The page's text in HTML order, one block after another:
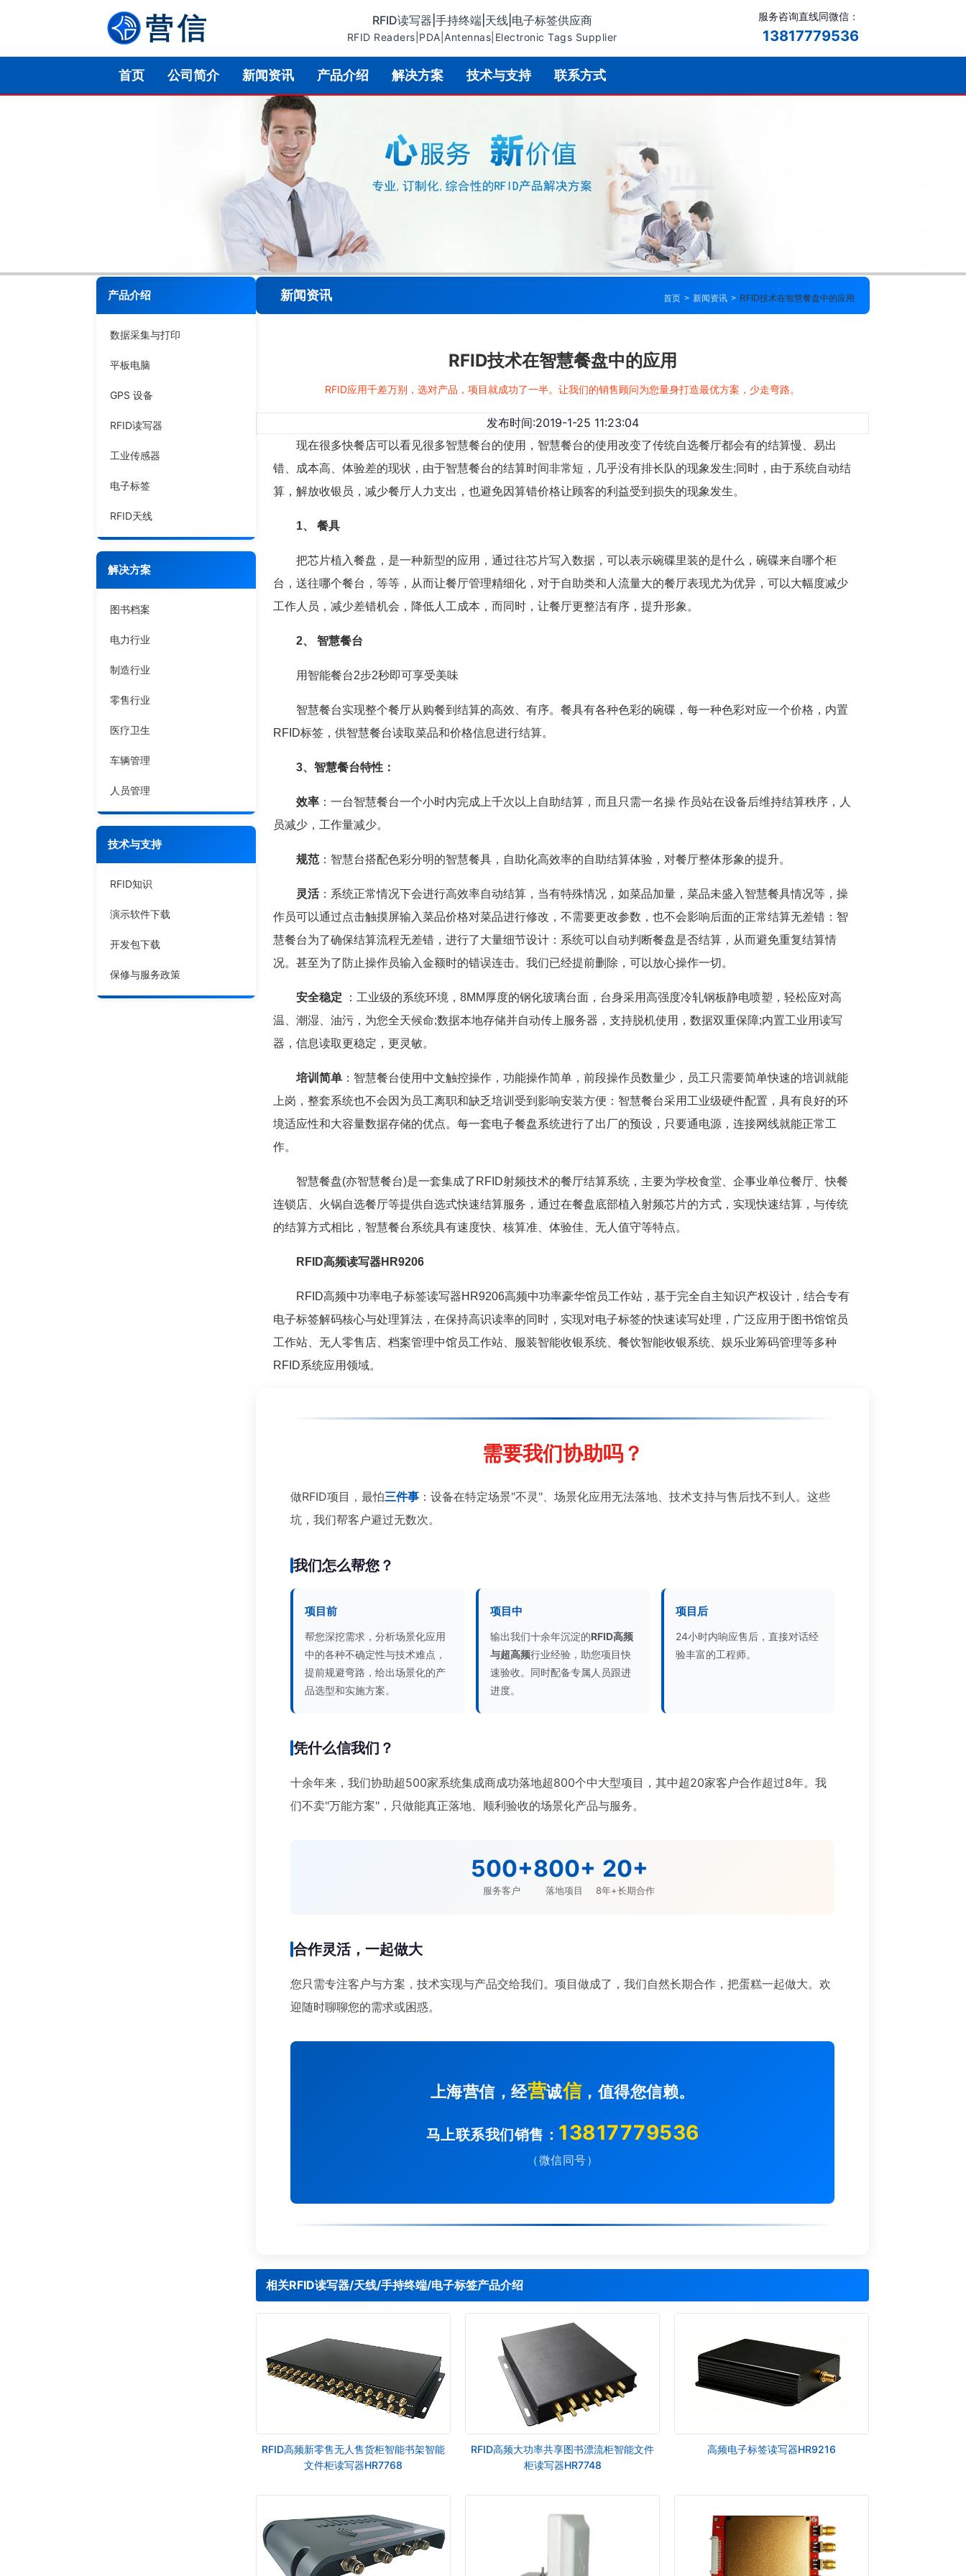
RFID读写器|手持终端|天线|电子标签供应商
RFID Readers|PDA|Antennas|Electronic Tags Supplier
服务咨询直线同微信：
13817779536
首页 公司简介 新闻资讯 产品介绍 解决方案 技术与支持 联系方式
产品介绍
数据采集与打印
平板电脑
GPS 设备
RFID读写器
工业传感器
电子标签
RFID天线
解决方案
图书档案
电力行业
制造行业
零售行业
医疗卫生
车辆管理
人员管理
技术与支持
RFID知识
演示软件下载
开发包下载
保修与服务政策
新闻资讯 首页 > 新闻资讯 > RFID技术在智慧餐盘中的应用
RFID技术在智慧餐盘中的应用
RFID应用千差万别，选对产品，项目就成功了一半。让我们的销售顾问为您量身打造最优方案，少走弯路。
发布时间:2019-1-25 11:23:04
现在很多快餐店可以看见很多智慧餐台的使用，智慧餐台的使用改变了传统自选餐厅都会有的结算慢、易出
错、成本高、体验差的现状，由于智慧餐台的结算时间非常短，几乎没有排长队的现象发生;同时，由于系统自动结
算，解放收银员，减少餐厅人力支出，也避免因算错价格让顾客的利益受到损失的现象发生。
1、 餐具
把芯片植入餐盘，是一种新型的应用，通过往芯片写入数据，可以表示碗碟里装的是什么，碗碟来自哪个柜
台，送往哪个餐台，等等，从而让餐厅管理精细化，对于自助类和人流量大的餐厅表现尤为优异，可以大幅度减少
工作人员，减少差错机会，降低人工成本，而同时，让餐厅更整洁有序，提升形象。
2、 智慧餐台
用智能餐台2步2秒即可享受美味
智慧餐台实现整个餐厅从购餐到结算的高效、有序。餐具有各种色彩的碗碟，每一种色彩对应一个价格，内置
RFID标签，供智慧餐台读取菜品和价格信息进行结算。
3、智慧餐台特性：
效率 ：一台智慧餐台一个小时内完成上千次以上自助结算，而且只需一名操 作员站在设备后维持结算秩序，人
员减少，工作量减少。
规范：智慧台搭配色彩分明的智慧餐具，自助化高效率的自助结算体验，对餐厅整体形象的提升。
灵活：系统正常情况下会进行高效率自动结算，当有特殊情况，如菜品加量，菜品未盛入智慧餐具情况等，操
作员可以通过点击触摸屏输入菜品价格对菜品进行修改，不需要更改参数，也不会影响后面的正常结算无差错：智
慧餐台为了确保结算流程无差错，进行了大量细节设计：系统可以自动判断餐盘是否结算，从而避免重复结算情
况。甚至为了防止操作员输入金额时的错误连击。我们已经提前删除，可以放心操作一切。
安全稳定 ：工业级的系统环境，8MM厚度的钢化玻璃台面，台身采用高强度冷轧钢板静电喷塑，轻松应对高
温、潮湿、油污，为您全天候命;数据本地存储并自动传上服务器，支持脱机使用，数据双重保障;内置工业用读写
器，信息读取更稳定，更灵敏。
培训简单 ：智慧餐台使用中文触控操作，功能操作简单，前段操作员数量少，员工只需要简单快速的培训就能
上岗，整套系统也不会因为员工离职和缺乏培训受到影响安装方便：智慧餐台采用工业级硬件配置，具有良好的环
境适应性和大容量数据存储的优点。每一套电子餐盘系统进行了出厂的预设，只要通电源，连接网线就能正常工
作。
智慧餐盘(亦智慧餐台)是一套集成了RFID射频技术的餐厅结算系统，主要为学校食堂、企事业单位餐厅、快餐
连锁店、火锅自选餐厅等提供自选式快速结算服务，通过在餐盘底部植入射频芯片的方式，实现快速结算，与传统
的结算方式相比，智慧餐台系统具有速度快、核算准、体验佳、无人值守等特点。
RFID高频读写器HR9206
RFID高频中功率电子标签读写器HR9206高频中功率豪华馆员工作站，基于完全自主知识产权设计，结合专有
电子标签解码核心与处理算法，在保持高识读率的同时，实现对电子标签的快速读写处理，广泛应用于图书馆馆员
工作站、无人零售店、档案管理中馆员工作站、服装智能收银系统、餐饮智能收银系统、娱乐业筹码管理等多种
RFID系统应用领域。
需要我们协助吗？
做RFID项目，最怕三件事 ：设备在特定场景"不灵"、场景化应用无法落地、技术支持与售后找不到人。这些
坑，我们帮客户避过无数次。
我们怎么帮您？
项目前
帮您深挖需求，分析场景化应用
中的各种不确定性与技术难点，
提前规避弯路，给出场景化的产
品选型和实施方案。
项目中
输出我们十余年沉淀的RFID高频
与超高频行业经验，助您项目快
速验收。同时配备专属人员跟进
进度。
项目后
24小时内响应售后，直接对话经
验丰富的工程师。
凭什么信我们？
十余年来，我们协助超500家系统集成商成功落地超800个中大型项目，其中超20家客户合作超过8年。我
们不卖"万能方案"，只做能真正落地、顺利验收的场景化产品与服务。
500+
服务客户
800+
落地项目
20+
8年+长期合作
合作灵活，一起做大
您只需专注客户与方案，技术实现与产品交给我们。项目做成了，我们自然长期合作，把蛋糕一起做大。欢
迎随时聊聊您的需求或困惑。
上海营信，经营诚信，值得您信赖。
马上联系我们销售： 13817779536
（微信同号）
相关RFID读写器/天线/手持终端/电子标签产品介绍
RFID高频新零售无人售货柜智能书架智能
文件柜读写器HR7768
RFID高频大功率共享图书漂流柜智能文件
柜读写器HR7748
高频电子标签读写器HR9216